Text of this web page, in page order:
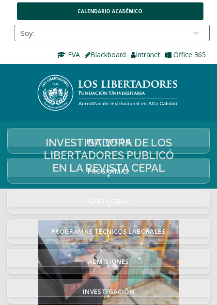
CALENDARIO ACADÉMICO
EVA Blackboard Intranet Office 365
INSTITUCIÓN
+
PROGRAMAS
+
+
PROGRAMAS TÉCNICOS LABORALES
+
ADMISIONES
+
INVESTIGACIÓN
+
INVESTIGADORA DE LOS
LIBERTADORES PUBLICÓ
EN LA REVISTA CEPAL